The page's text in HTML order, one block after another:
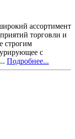
ассортимент
торговли и
строгим
с
Подробнее...